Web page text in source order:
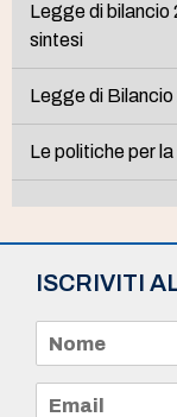
Legge di
sintesi
Legge di Bilancio
Le politiche per
ISCRIVITI
m
e